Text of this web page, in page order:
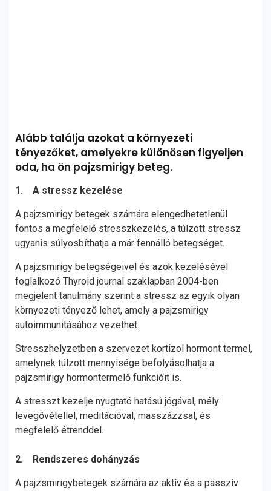
Alább találja azokat a környezeti
tényezőket, amelyekre különösen figyeljen
oda, ha ön pajzsmirigy beteg.
1. A stressz kezelése
A pajzsmirigy betegek számára elengedhetetlenül
fontos a megfelelő stresszkezelés, a túlzott stressz
ugyanis súlyosbíthatja a már fennálló betegséget.
A pajzsmirigy betegségeivel és azok kezelésével
foglalkozó Thyroid journal szaklapban 2004-ben
megjelent tanulmány szerint a stressz az egyik olyan
környezeti tényező lehet, amely a pajzsmirigy
autoimmunitásához vezethet.
Stresszhelyzetben a szervezet kortizol hormont termel,
amelynek túlzott mennyisége befolyásolhatja a
pajzsmirigy hormontermelő funkcióit is.
A stresszt kezelje nyugtató hatású jógával, mély
levegővétellel, meditációval, masszázzsal, és
megfelelő étrenddel.
2. Rendszeres dohányzás
A pajzsmirigybetegek számára az aktív és a passzív